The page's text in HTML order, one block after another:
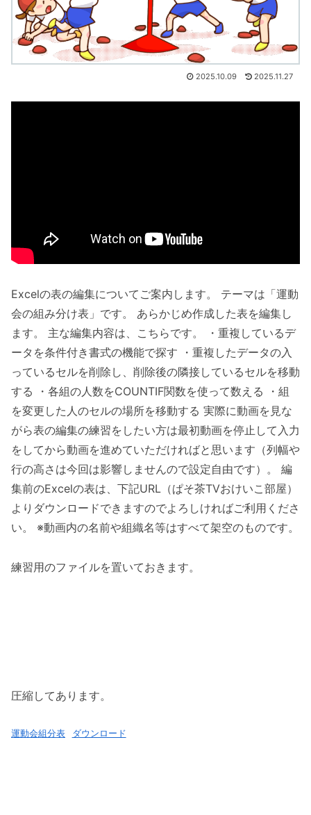
2025.10.09 2025.11.27
Excelの表の編集についてご案内します。 テーマは「運動
会の組み分け表」です。 あらかじめ作成した表を編集し
ます。 主な編集内容は、こちらです。 ・重複しているデ
ータを条件付き書式の機能で探す ・重複したデータの入
っているセルを削除し、削除後の隣接しているセルを移動
する ・各組の人数をCOUNTIF関数を使って数える ・組
を変更した人のセルの場所を移動する 実際に動画を見な
がら表の編集の練習をしたい方は最初動画を停止して入力
をしてから動画を進めていただければと思います（列幅や
行の高さは今回は影響しませんので設定自由です）。 編
集前のExcelの表は、下記URL（ぱそ茶TVおけいこ部屋）
よりダウンロードできますのでよろしければご利用くださ
い。 ※動画内の名前や組織名等はすべて架空のものです。
練習用のファイルを置いておきます。
圧縮してあります。
運動会組分表 ダウンロード